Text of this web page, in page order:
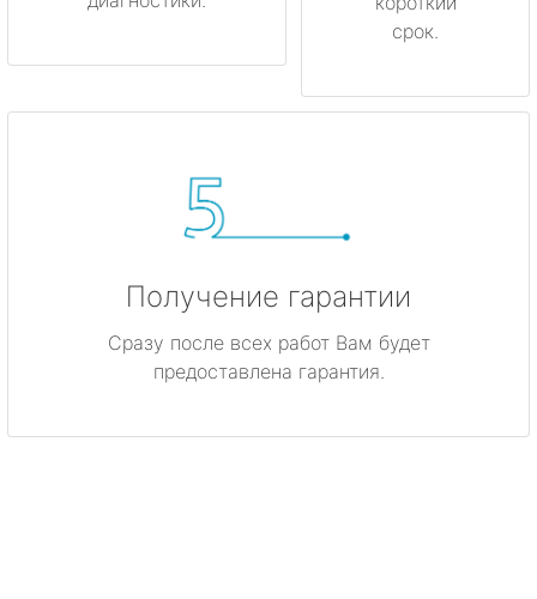
срок.
Получение гарантии
Сразу после всех работ Вам будет
предоставлена гарантия.